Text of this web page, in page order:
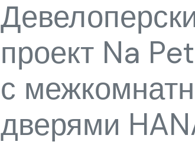
проект Na
с
дверями